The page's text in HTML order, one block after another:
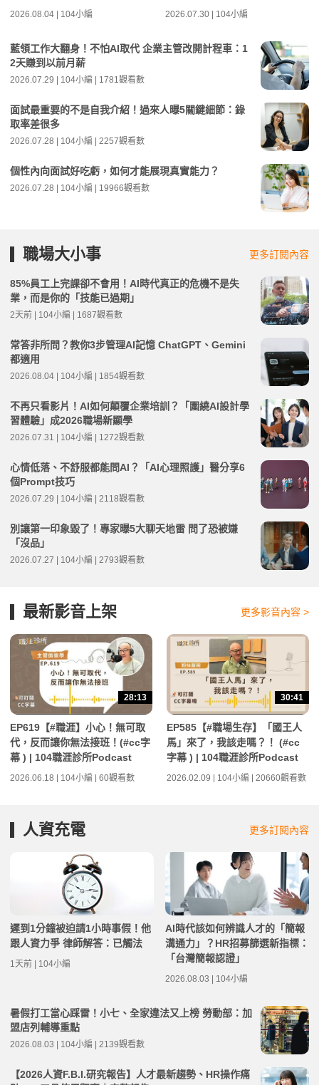
2026.08.04 | 104小編 2026.07.30 | 104小編
藍領工作大翻身！不怕AI取代 企業主管改開計程車：1
2天賺到以前月薪
2026.07.29 | 104小編 | 1781觀看數
面試最重要的不是自我介紹！過來人曝5關鍵細節：錄
取率差很多
2026.07.28 | 104小編 | 2257觀看數
個性內向面試好吃虧，如何才能展現真實能力？
2026.07.28 | 104小編 | 19966觀看數
職場大小事 更多訂閱內容
85%員工上完課卻不會用！AI時代真正的危機不是失
業，而是你的「技能已過期」
2天前 | 104小編 | 1687觀看數
常答非所問？教你3步管理AI記憶 ChatGPT、Gemini
都適用
2026.08.04 | 104小編 | 1854觀看數
不再只看影片！AI如何顛覆企業培訓？「圍繞AI設計學
習體驗」成2026職場新顯學
2026.07.31 | 104小編 | 1272觀看數
心情低落、不舒服都能問AI？「AI心理照護」醫分享6
個Prompt技巧
2026.07.29 | 104小編 | 2118觀看數
別讓第一印象毀了！專家曝5大聊天地雷 問了恐被嫌
「沒品」
2026.07.27 | 104小編 | 2793觀看數
最新影音上架 更多影音內容 >
28:13
EP619【#職涯】小心！無可取
代，反而讓你無法接班！(#cc字
幕 ) | 104職涯診所Podcast
2026.06.18 | 104小編 | 60觀看數
30:41
EP585【#職場生存】「國王人
馬」來了，我該走嗎？！ (#cc
字幕 ) | 104職涯診所Podcast
2026.02.09 | 104小編 | 20660觀看數
人資充電 更多訂閱內容
遲到1分鐘被迫請1小時事假！他
跟人資力爭 律師解答：已觸法
1天前 | 104小編
AI時代該如何辨識人才的「簡報
溝通力」？HR招募篩選新指標：
「台灣簡報認證」
2026.08.03 | 104小編
暑假打工當心踩雷！小七、全家違法又上榜 勞動部：加
盟店列輔導重點
2026.08.03 | 104小編 | 2139觀看數
【2026人資F.B.I.研究報告】人才最新趨勢、HR操作痛